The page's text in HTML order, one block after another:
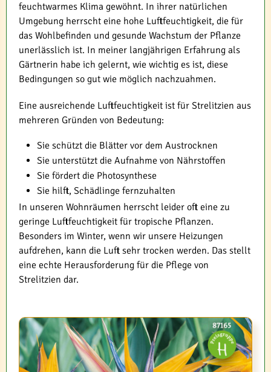
feuchtwarmes Klima gewöhnt. In ihrer natürlichen
Umgebung herrscht eine hohe Luftfeuchtigkeit, die für
das Wohlbefinden und gesunde Wachstum der Pflanze
unerlässlich ist. In meiner langjährigen Erfahrung als
Gärtnerin habe ich gelernt, wie wichtig es ist, diese
Bedingungen so gut wie möglich nachzuahmen.
Eine ausreichende Luftfeuchtigkeit ist für Strelitzien aus
mehreren Gründen von Bedeutung:
Sie schützt die Blätter vor dem Austrocknen
Sie unterstützt die Aufnahme von Nährstoffen
Sie fördert die Photosynthese
Sie hilft, Schädlinge fernzuhalten
In unseren Wohnräumen herrscht leider oft eine zu
geringe Luftfeuchtigkeit für tropische Pflanzen.
Besonders im Winter, wenn wir unsere Heizungen
aufdrehen, kann die Luft sehr trocken werden. Das stellt
eine echte Herausforderung für die Pflege von
Strelitzien dar.